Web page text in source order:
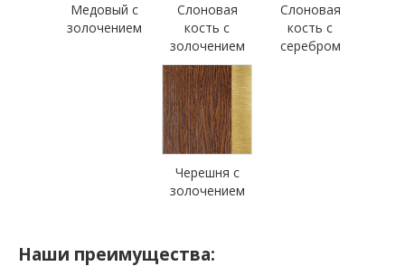
Медовый с
золочением
Слоновая
кость с
золочением
Слоновая
кость с
серебром
Черешня с
золочением
Наши преимущества: